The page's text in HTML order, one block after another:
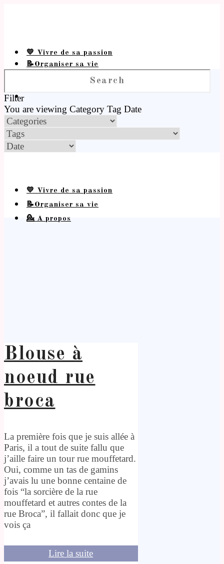
💛 Vivre de sa passion
📝Organiser sa vie
Filter
You are viewing Category Tag Date
💛 Vivre de sa passion
📝Organiser sa vie
💁 A propos
Blouse à
noeud rue
broca
La première fois que je suis allée à
Paris, il a tout de suite fallu que
j’aille faire un tour rue mouffetard.
Oui, comme un tas de gamins
j’avais lu une bonne centaine de
fois “la sorcière de la rue
mouffetard et autres contes de la
rue Broca”, il fallait donc que je
vois ça
Lire la suite